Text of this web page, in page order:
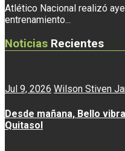
Atlético Nacional realizó
entrenamiento...
Noticias Recientes
Jul 9, 2026 Wilson Stiven
Desde mañana, Bello
Quitasol